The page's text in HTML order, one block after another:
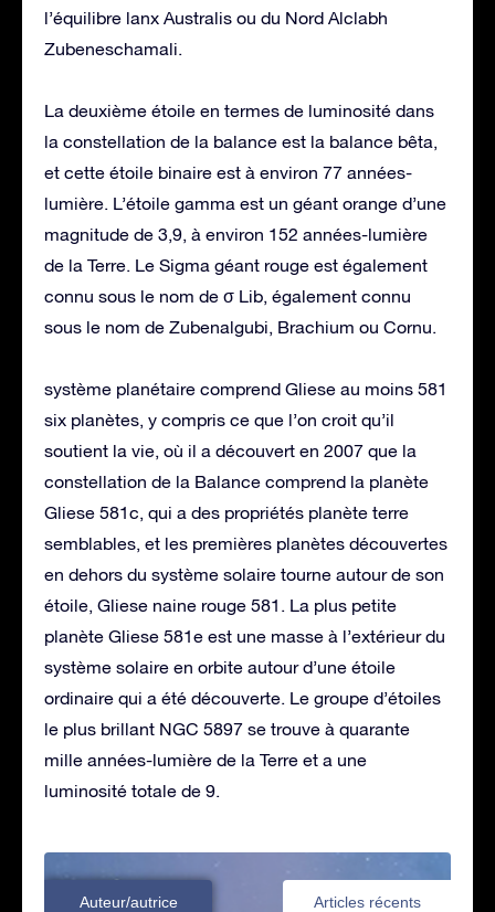
l’équilibre lanx Australis ou du Nord Alclabh
Zubeneschamali.
La deuxième étoile en termes de luminosité dans
la constellation de la balance est la balance bêta,
et cette étoile binaire est à environ 77 années-
lumière. L’étoile gamma est un géant orange d’une
magnitude de 3,9, à environ 152 années-lumière
de la Terre. Le Sigma géant rouge est également
connu sous le nom de σ Lib, également connu
sous le nom de Zubenalgubi, Brachium ou Cornu.
système planétaire comprend Gliese au moins 581
six planètes, y compris ce que l’on croit qu’il
soutient la vie, où il a découvert en 2007 que la
constellation de la Balance comprend la planète
Gliese 581c, qui a des propriétés planète terre
semblables, et les premières planètes découvertes
en dehors du système solaire tourne autour de son
étoile, Gliese naine rouge 581. La plus petite
planète Gliese 581e est une masse à l’extérieur du
système solaire en orbite autour d’une étoile
ordinaire qui a été découverte. Le groupe d’étoiles
le plus brillant NGC 5897 se trouve à quarante
mille années-lumière de la Terre et a une
luminosité totale de 9.
Auteur/autrice Articles récents